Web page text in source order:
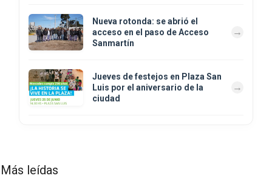
Nueva rotonda: se abrió el
acceso en el paso de Acceso
Sanmartín
Jueves de festejos en Plaza San
Luis por el aniversario de la
ciudad
Más leídas